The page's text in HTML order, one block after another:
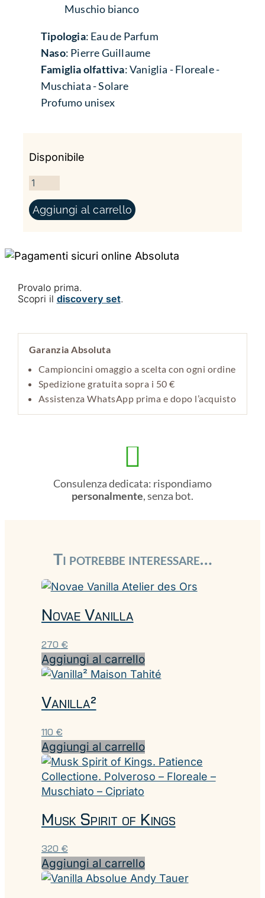
Muschio bianco
Tipologia: Eau de Parfum
Naso: Pierre Guillaume
Famiglia olfattiva: Vaniglia - Floreale -
Muschiata - Solare
Profumo unisex
Disponibile
DIALOGUE WITH VENUS QUANTITÀ
Aggiungi al carrello
Provalo prima.
Scopri il discovery set.
Garanzia Absoluta
Campioncini omaggio a scelta con ogni ordine
Spedizione gratuita sopra i 50 €
Assistenza WhatsApp prima e dopo l’acquisto

Consulenza dedicata: rispondiamo
personalmente, senza bot.
Ti potrebbe interessare…
Novae Vanilla
270 €
Aggiungi al carrello
Vanilla²
110 €
Aggiungi al carrello
Musk Spirit of Kings
320 €
Aggiungi al carrello